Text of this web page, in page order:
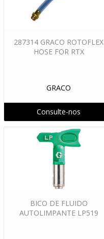
287314 GRACO ROTOFLEX
HOSE FOR RTX
GRACO
Consulte-nos
BICO DE FLUIDO
AUTOLIMPANTE LP519